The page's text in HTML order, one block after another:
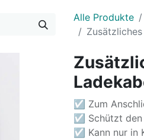
Alle Produkte
☑ Zum
☑ Schützt den
☑ Kann nur in